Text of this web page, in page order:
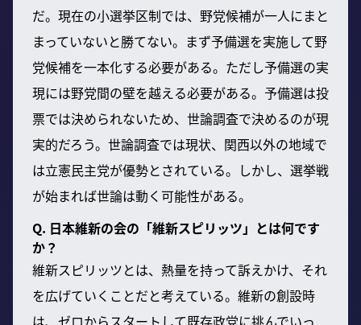
だ。現在の小選挙区制では、野党候補が一人にまと
まっていないと勝てない。まず予備選を実施して野
党候補を一本化する必要がある。ただし予備選の実
現には野党間の壁を越える必要がある。予備選は投
票では決められないため、世論調査で決めるのが現
実的だろう。世論調査では現状、関西以外の地域で
は立憲民主党が優勢とされている。しかし、選挙戦
が始まれば世論は動く可能性がある。
Q. 日本維新の会の「維新スピリッツ」とは何です
か？
維新スピリッツとは、熱量を持って訴えかけ、それ
を広げていくことだと考えている。維新の創設時
は、ゼロからスタートして既存政党に挑んでいっ